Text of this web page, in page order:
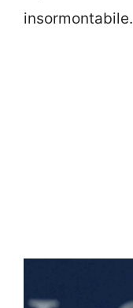
insormontabile.